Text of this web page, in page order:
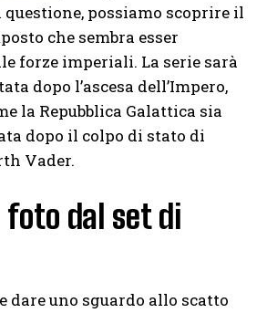
possiamo scoprire il
che sembra esser
forze imperiali. La serie sarà
dopo l’ascesa dell’Impero,
la Repubblica Galattica sia
dopo il colpo di stato di
Vader.
foto dal set di
dare uno sguardo allo scatto